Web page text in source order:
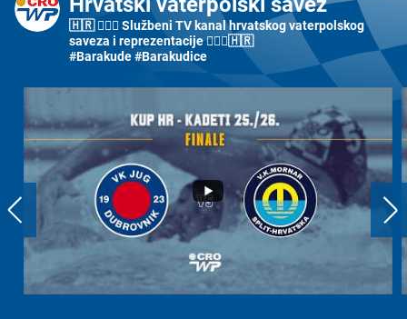
🇭🇷 🤽🏼‍♂️ Službeni TV kanal hrvatskog vaterpolskog
saveza i reprezentacije 🤽🏼‍♀️🇭🇷
#Barakude #Barakudice